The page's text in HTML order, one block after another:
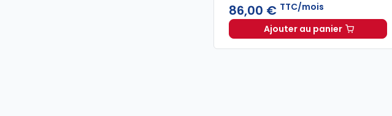
86,00 € TTC/mois
Ajouter au panierOppus RH à 86,00 €